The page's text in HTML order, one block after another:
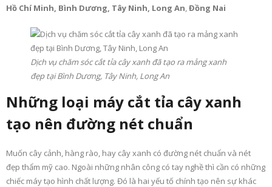
Hồ Chí Minh, Bình Dương, Tây Ninh, Long An Đồng Nai
Dịch vụ chăm sóc cắt tỉa cây xanh đã tạo ra mảng xanh
đẹp tại Bình Dương, Tây Ninh, Long An
Những loại máy cắt tỉa cây xanh
tạo nên đường nét chuẩn
Muốn cây cảnh, hàng rào, hay cây xanh có đường nét chuẩn và nét
đẹp thẩm mỹ cao. Ngoài những nhân công có tay nghề thì cần có những
chiếc máy tạo hình chất lượng. Đó là hai yếu tố chính tạo nên sự khác